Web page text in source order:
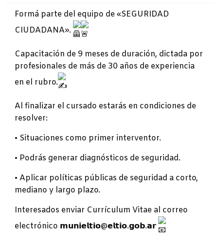
Formá parte del equipo de «SEGURIDAD
CIUDADANA».
Capacitación de 9 meses de duración, dictada por
profesionales de más de 30 años de experiencia
en el rubro.
Al finalizar el cursado estarás en condiciones de
resolver:
• Situaciones como primer interventor.
• Podrás generar diagnósticos de seguridad.
• Aplicar políticas públicas de seguridad a corto,
mediano y largo plazo.
Interesados enviar Currículum Vitae al correo
electrónico 𝗺𝘂𝗻𝗶𝗲𝗹𝘁𝗶𝗼@𝗲𝗹𝘁𝗶𝗼.𝗴𝗼𝗯.𝗮𝗿